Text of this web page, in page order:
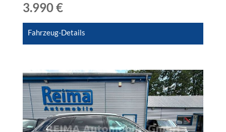
3.990 €
Fahrzeug-Details